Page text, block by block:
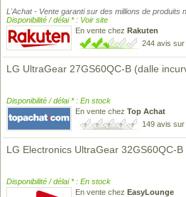
L'Achat - Vente garanti sur des millions de produits
Disponibilité / délai * : Voir site
En vente chez Rakuten
244 avis
LG UltraGear 27GS60QC-B (dalle
Disponibilité / délai * : En stock
En vente chez Top Achat
149 avis
LG Electronics UltraGear 32GS60QC-B
Disponibilité / délai * : En stock
En vente chez EasyLounge